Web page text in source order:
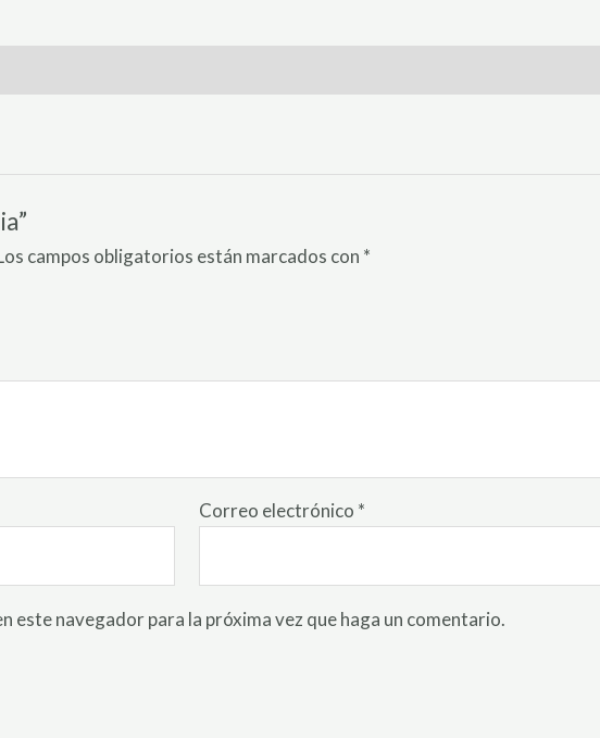
campos obligatorios están marcados con *
Correo electrónico *
navegador para la próxima vez que haga un comentario.